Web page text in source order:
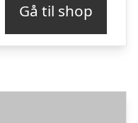
Gå til shop